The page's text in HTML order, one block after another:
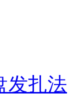
发扎法